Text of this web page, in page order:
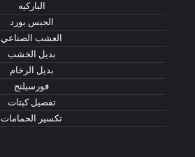
الباركيه
الجبس بورد
العشب الصناعي
بديل الخشب
بديل الرخام
فورسيلنج
تفصيل كبتات
تكسير الحمامات